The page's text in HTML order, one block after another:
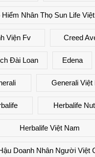
Hiểm Nhân Thọ Sun Life
Viện Fv Creed
Đài Loan Edena
Generali Việt
Herbalife
Herbalife Việt Nam
Doanh Nhân Người Việt